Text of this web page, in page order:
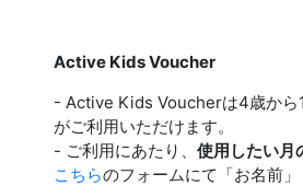
Active Kids Voucher
- Active Kids Voucherは4歳から
がご利用いただけます。
- ご利用にあたり、 使用したい月
こちらのフォームにて「お名前」